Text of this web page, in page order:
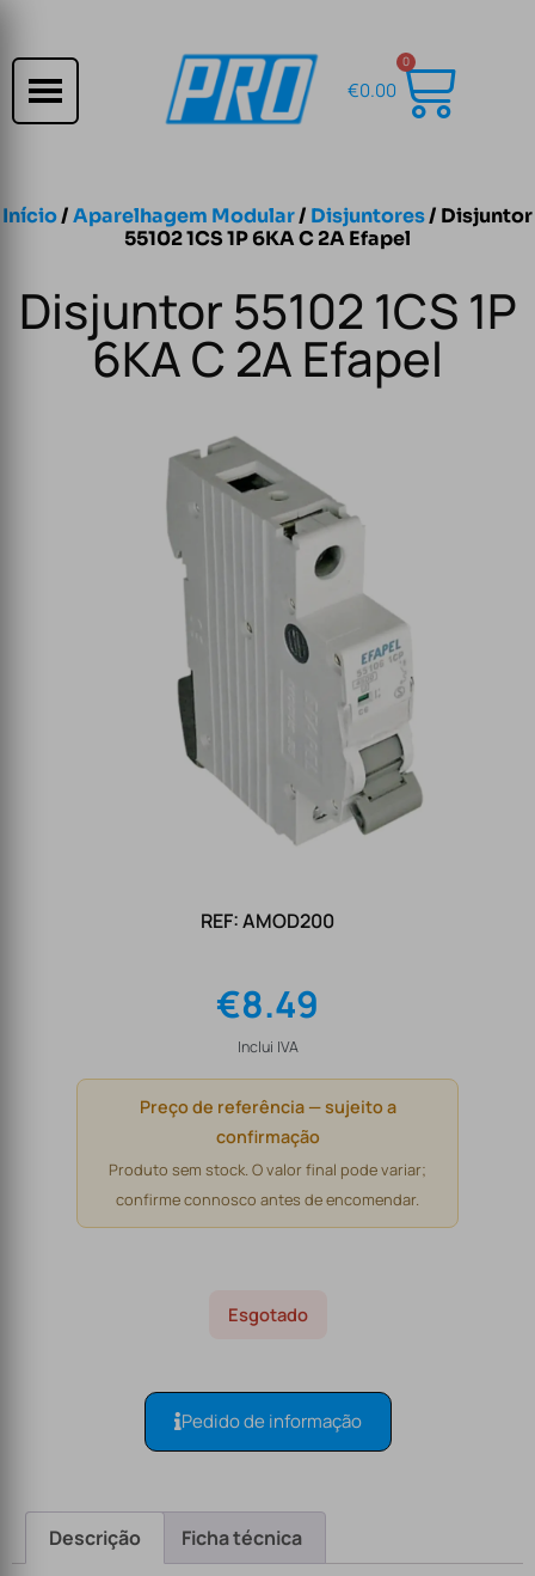
€0.00
0
Início/Aparelhagem Modular/ Disjuntores/ Disjuntor
55102 1CS 1P 6KA C 2A Efapel
Disjuntor 55102 1CS 1P
6KA C 2A Efapel
REF: AMOD200
€8.49
Inclui IVA
Preço de referência — sujeito a
confirmação
Produto sem stock. O valor final pode variar;
confirme connosco antes de encomendar.
Esgotado
Pedido de informação
Descrição Ficha técnica